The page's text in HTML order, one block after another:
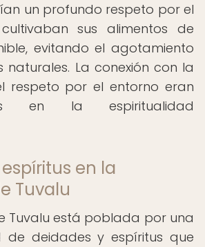
un profundo respeto por el
sus alimentos de
evitando el agotamiento
naturales. La conexión con la
respeto por el entorno eran
en la espiritualidad
en la
Tuvalu
Tuvalu está poblada por una
de deidades y espíritus que